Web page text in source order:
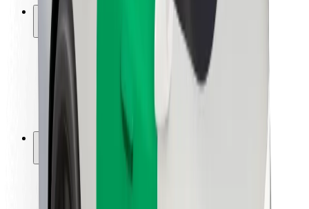
Sikkerhet
Sikkerhet for passasjer
Sjåførsikkerhet
Sikkerhet for sparkesykler
Sikkerhetslab
Steder